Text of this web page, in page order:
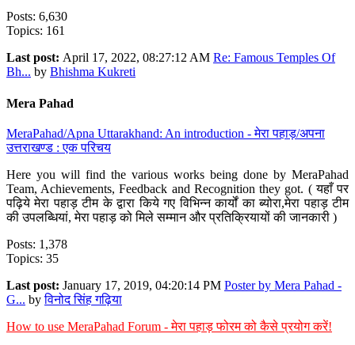
Posts: 6,630
Topics: 161
Last post: April 17, 2022, 08:27:12 AM Re: Famous Temples Of
Bh... by Bhishma Kukreti
Mera Pahad
MeraPahad/Apna Uttarakhand: An introduction - मेरा पहाड़/अपना
उत्तराखण्ड : एक परिचय
Here you will find the various works being done by MeraPahad
Team, Achievements, Feedback and Recognition they got. ( यहाँ पर
पढ़िये मेरा पहाड़ टीम के द्वारा किये गए विभिन्न कार्यों का ब्योरा,मेरा पहाड़ टीम
की उपलब्धियां, मेरा पहाड़ को मिले सम्मान और प्रतिक्रियायों की जानकारी )
Posts: 1,378
Topics: 35
Last post: January 17, 2019, 04:20:14 PM Poster by Mera Pahad -
G... byविनोद सिंह गढ़िया
How to use MeraPahad Forum - मेरा पहाड़ फोरम को कैसे प्रयोग करें!